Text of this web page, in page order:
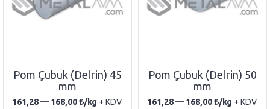
Pom Çubuk (Delrin) 45
mm
161,28 — 168,00 /kg + KDV
Pom Çubuk (Delrin) 50
mm
161,28 — 168,00 /kg + KDV